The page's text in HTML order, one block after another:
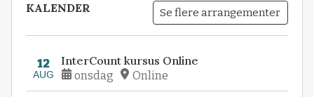
KALENDER Se flere arrangementer
12
AUG
InterCount kursus Online
onsdag Online